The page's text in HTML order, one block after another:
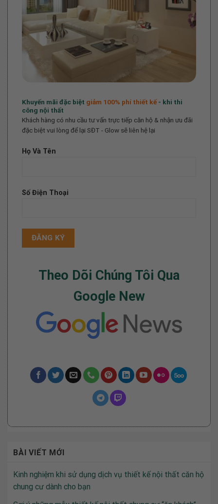
Khuyến mãi đặc biệt giảm 100% phí thiết kế- khi thi
công nội thất
Khách hàng có nhu cầu tư vấn trực tiếp căn hộ & nhận ưu đãi
đặc biệt vui lòng để lại SĐT - Glow sẽ liên hệ lại
Họ Và Tên
Số Điện Thoại
Theo Dõi Chúng Tôi Qua
Google New
BÀI VIẾT MỚI
Kinh nghiệm khi sử dụng dịch vụ thiết kế nội thất căn hộ
chung cư dành cho bạn